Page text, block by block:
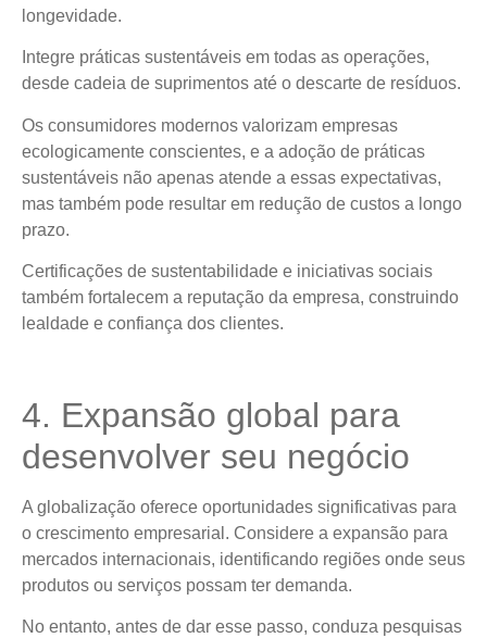
longevidade.
Integre práticas sustentáveis em todas as operações,
desde cadeia de suprimentos até o descarte de resíduos.
Os consumidores modernos valorizam empresas
ecologicamente conscientes, e a adoção de práticas
sustentáveis não apenas atende a essas expectativas,
mas também pode resultar em redução de custos a longo
prazo.
Certificações de sustentabilidade e iniciativas sociais
também fortalecem a reputação da empresa, construindo
lealdade e confiança dos clientes.
4. Expansão global para
desenvolver seu negócio
A globalização oferece oportunidades significativas para
o crescimento empresarial. Considere a expansão para
mercados internacionais, identificando regiões onde seus
produtos ou serviços possam ter demanda.
No entanto, antes de dar esse passo, conduza pesquisas